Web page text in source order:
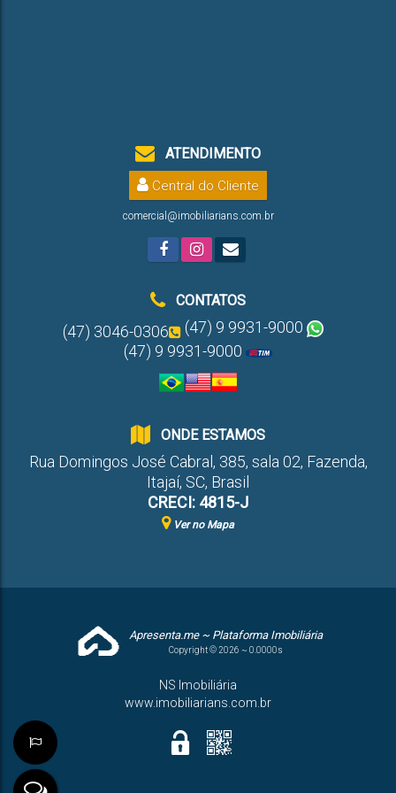
ATENDIMENTO
Central do Cliente
comercial@imobiliarians.com.br
CONTATOS
(47) 3046-0306
(47) 9 9931-9000
(47) 9 9931-9000
ONDE ESTAMOS
Rua Domingos José Cabral , 385, sala 02, Fazenda,
Itajaí, SC, Brasil
CRECI: 4815-J
Ver no Mapa
Apresenta.me ~ Plataforma Imobiliária
Copyright © 2026 ~ 0.0000s
NS Imobiliária
www.imobiliarians.com.br